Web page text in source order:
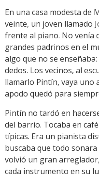
En una casa modesta de
veinte, un joven llamado
frente al piano. No venía
grandes padrinos en el
algo que no se
dedos. Los vecinos, al
llamarlo Pintín, vaya uno
apodo quedó para
Pintín no tardó en
del barrio. Tocaba en
típicas. Era un pianista
buscaba que todo
volvió un gran
cada instrumento en su